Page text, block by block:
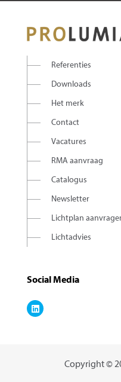
Referenties
Downloads
Het merk
Contact
Vacatures
RMA aanvraag
Catalogus
Newsletter
Lichtplan
Lichtadvies
Social Media
Copyright ©